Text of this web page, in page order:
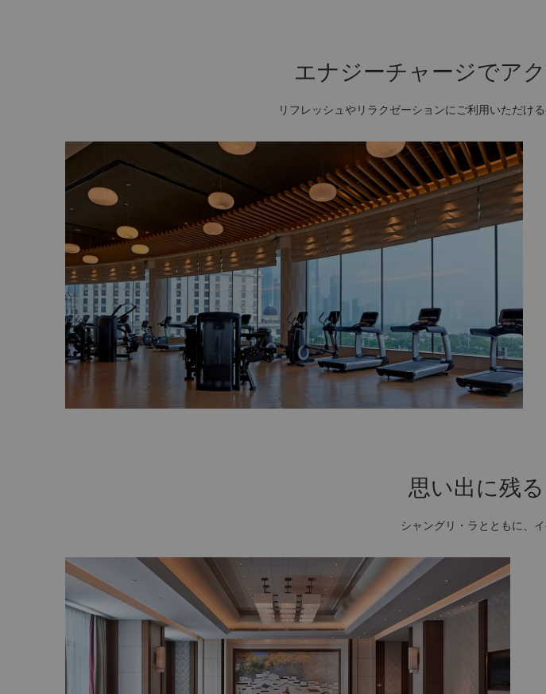
エナジーチャージでア
リフレッシュやリラクゼーションにご利用いただけ
思い出に残
シャングリ・ラとともに、